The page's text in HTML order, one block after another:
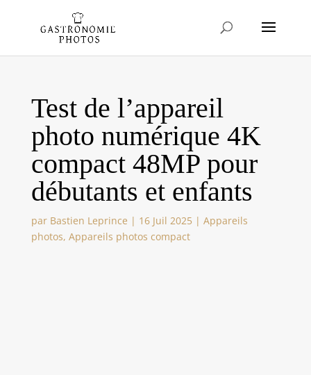
Test de l’appareil
photo numérique 4K
compact 48MP pour
débutants et enfants
par Bastien Leprince | 16 Juil 2025| Appareils
photos, Appareils photos compact